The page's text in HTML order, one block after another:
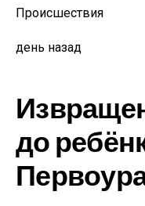
Происшествия
день назад
до